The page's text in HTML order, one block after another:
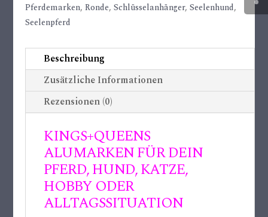
Pferdemarken,Ronde,Schlüsselanhänger,Seelenhund,
Seelenpferd
Beschreibung
Zusätzliche Informationen
Rezensionen (0)
KINGS+QUEENS
ALUMARKEN FÜR DEIN
PFERD, HUND, KATZE,
HOBBY ODER
ALLTAGSSITUATION